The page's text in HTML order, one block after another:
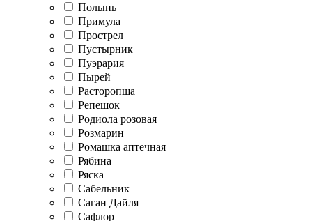
Полынь
Примула
Прострел
Пустырник
Пуэрария
Пырей
Расторопша
Репешок
Родиола розовая
Розмарин
Ромашка аптечная
Рябина
Ряска
Сабельник
Саган Дайля
Сафлор